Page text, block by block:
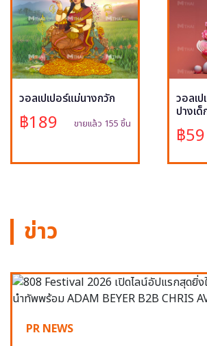
วอลเปเปอร์แม่นางกวัก
฿189 ขายแล้ว 155 ชิ้น
วอลเ
ปางเด็
฿59
ข่าว
PR NEWS